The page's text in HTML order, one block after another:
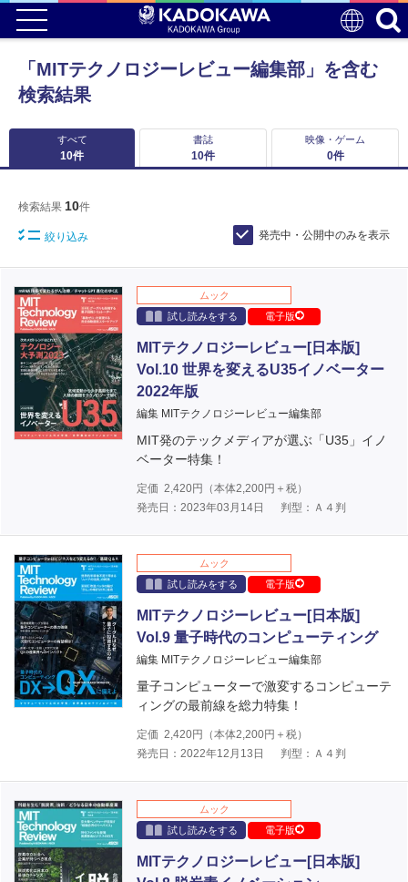
「MITテクノロジーレビュー編集部」を含む
検索結果
すべて
10件
書誌
10件
映像・ゲーム
0件
検索結果 10件
絞り込み 発売中・公開中のみを表示
ムック
試し読みをする
電子版
MITテクノロジーレビュー[日本版]
Vol.10 世界を変えるU35イノベーター
2022年版
編集 MITテクノロジーレビュー編集部
MIT発のテックメディアが選ぶ「U35」イノ
ベーター特集！
定価 2,420円（本体2,200円＋税）
発売日：2023年03月14日
判型：Ａ４判
ムック
試し読みをする
電子版
MITテクノロジーレビュー[日本版]
Vol.9 量子時代のコンピューティング
編集 MITテクノロジーレビュー編集部
量子コンピューターで激変するコンピューテ
ィングの最前線を総力特集！
定価 2,420円（本体2,200円＋税）
発売日：2022年12月13日
判型：Ａ４判
ムック
試し読みをする
電子版
MITテクノロジーレビュー[日本版]